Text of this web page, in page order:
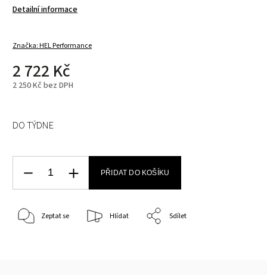
Detailní informace
Značka:HEL Performance
2 722 Kč
2 250 Kč bez DPH
DO TÝDNE
PŘIDAT DO KOŠÍKU
Zeptat se Hlídat Sdílet